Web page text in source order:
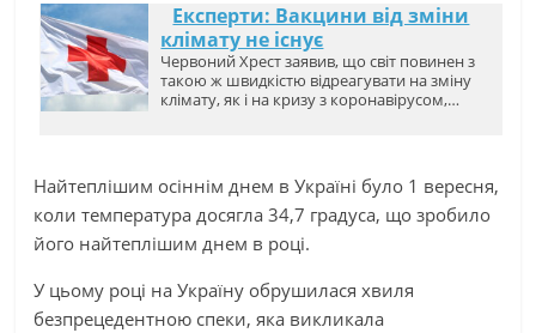
Експерти: Вакцини від зміни
клімату не існує
Червоний Хрест заявив, що світ повинен з
такою ж швидкістю відреагувати на зміну
клімату, як і на кризу з коронавірусом,…
Найтеплішим осіннім днем ​​в Україні було 1 вересня,
коли температура досягла 34,7 градуса, що зробило
його найтеплішим днем ​​в році.
У цьому році на Україну обрушилася хвиля
безпрецедентною спеки, яка викликала